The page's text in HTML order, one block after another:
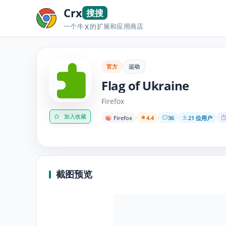
Crx 搜搜
一个牛X的扩展和应用商店
加入收藏
官方 运动
Flag of Ukraine
Firefox
Firefox 4.4 36 21 位用户
截图预览